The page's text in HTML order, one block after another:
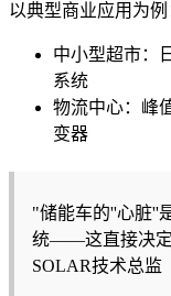
以典型商业应用为例
中小型超市：
系统
物流中心：峰
变器
"储能车的''心脏''
统——这直接决
SOLAR技术总监